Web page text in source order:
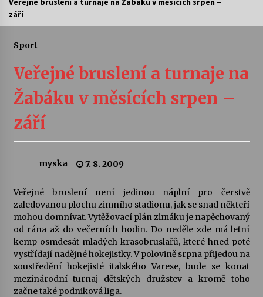
Vernisáž výstavy Josefíny Duškové: Stávám se
30. 7. 2026
30. 7. 2026
šedesátka: 28. 7.–1. 8. 2026
28. 7. 2026
Letní koncerty ve Stromovce: Kolchoz a
Jenakaši
28. 7. 2026
Votavžatský ploty
září
Sport
Veřejné bruslení a turnaje na
Žabáku v měsících srpen –
září
myska 7. 8. 2009
Veřejné bruslení není jedinou náplní pro čerstvě
zaledovanou plochu zimního stadionu, jak se snad někteří
mohou domnívat. Vytěžovací plán zimáku je napěchovaný
od rána až do večerních hodin. Do neděle zde má letní
kemp osmdesát mladých krasobruslařů, které hned poté
vystřídají nadějné hokejistky. V polovině srpna přijedou na
soustředění hokejisté italského Varese, bude se konat
mezinárodní turnaj dětských družstev a kromě toho
začne také podniková liga.